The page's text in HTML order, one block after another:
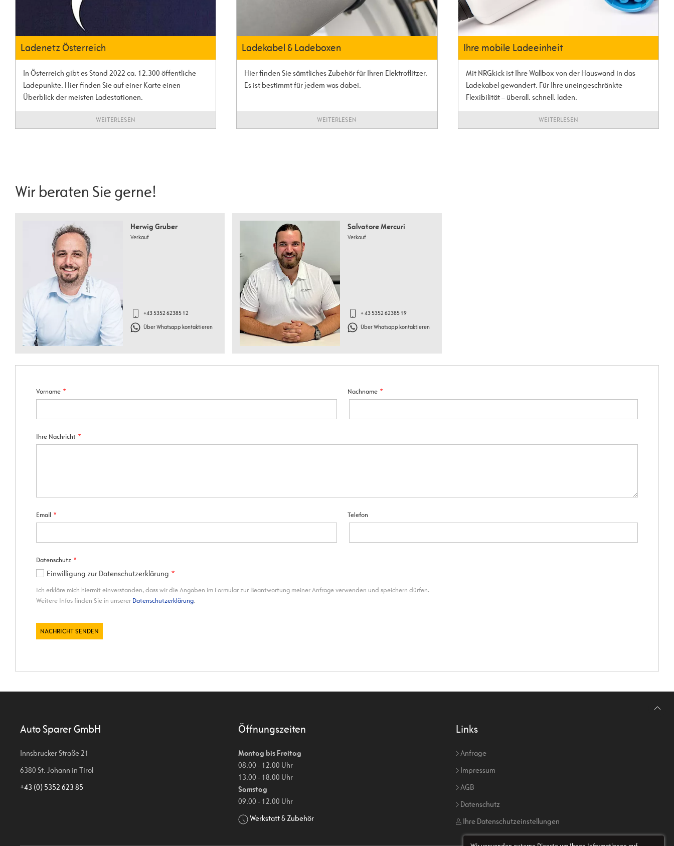
Ladenetz Österreich
In Österreich gibt es Stand 2022 ca. 12.300 öffentliche
Ladepunkte. Hier finden Sie auf einer Karte einen
Überblick der meisten Ladestationen.
WEITERLESEN
Ladekabel & Ladeboxen
Hier finden Sie sämtliches Zubehör für Ihren Elektroflitzer.
Es ist bestimmt für jedem was dabei.
WEITERLESEN
Ihre mobile Ladeeinheit
Mit NRGkick ist Ihre Wallbox von der Hauswand in das
Ladekabel gewandert. Für Ihre uneingeschränkte
Flexibilität – überall. schnell. laden.
WEITERLESEN
Wir beraten Sie gerne!
Herwig Gruber
Verkauf
+43 5352 62385 12
Über Whatsapp kontaktieren
Salvatore Mercuri
Verkauf
+ 43 5352 62385 19
Über Whatsapp kontaktieren
Auto Sparer GmbH
Innsbrucker Straße 21
6380 St. Johann in Tirol
+43 (0) 5352 623 85
Öffnungszeiten
Montag bis Freitag
08.00 - 12.00 Uhr
13.00 - 18.00 Uhr
Samstag
09.00 - 12.00 Uhr
Werkstatt & Zubehör
Links
Anfrage
Impressum
AGB
Datenschutz
Ihre Datenschutzeinstellungen